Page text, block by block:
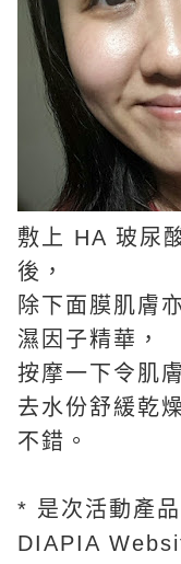
敷上 HA 玻尿
後，
除下面膜肌膚
濕因子精華，
按摩一下令肌
去水份舒緩乾
不錯。
* 是次活動產
DIAPIA